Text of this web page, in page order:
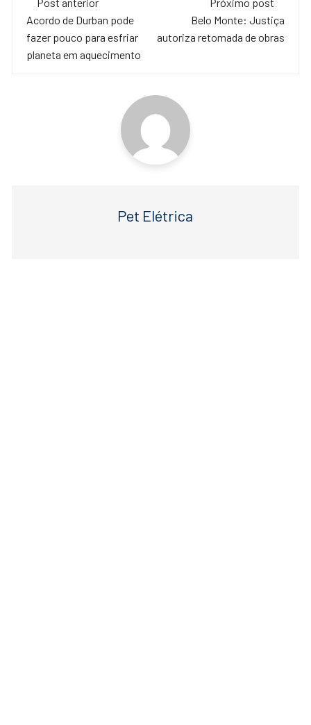
e
b
o
er s
A
p
de
post
Acordo de Durban pode
fazer pouco para esfriar
planeta em aquecimento
Belo Monte: Justiça
autoriza retomada de obras
Pet Elétrica